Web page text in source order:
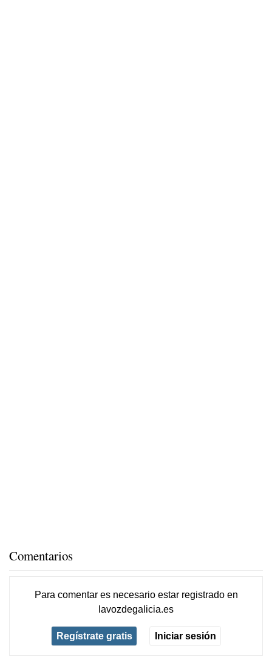
Comentarios
Para comentar es necesario estar registradoen
lavozdegalicia.es
Regístrate gratis Iniciar sesión